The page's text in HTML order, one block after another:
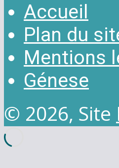
Accueil
Plan du
Mentions
Génese
© 2026, Site